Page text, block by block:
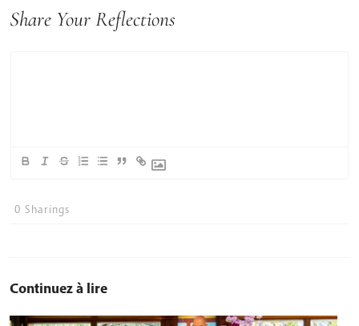
Share Your Reflections
0 Sharings
Continuez à lire